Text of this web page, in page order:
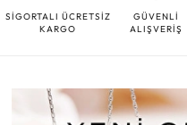
SİGORTALI ÜCRETSİZ
KARGO
GÜVENLİ
ALIŞVERİŞ